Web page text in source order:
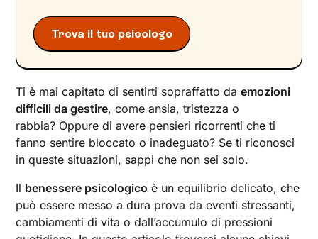
Trova il tuo psicologo
Ti è mai capitato di sentirti sopraffatto daemozioni
difficili da gestire, come ansia, tristezza o
rabbia? Oppure di avere pensieri ricorrenti che ti
fanno sentire bloccato o inadeguato? Se ti riconosci
in queste situazioni, sappi che non sei solo.
Il benessere psicologico è un equilibrio delicato, che
può essere messo a dura prova da eventi stressanti,
cambiamenti di vita o dall’accumulo di pressioni